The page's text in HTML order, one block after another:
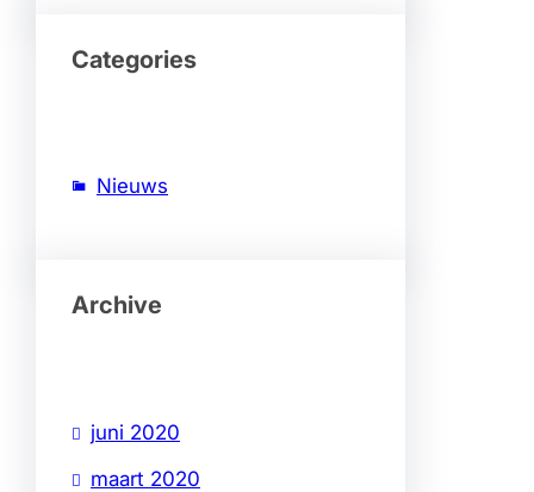
Categories
Nieuws
Archive
juni 2020
maart 2020